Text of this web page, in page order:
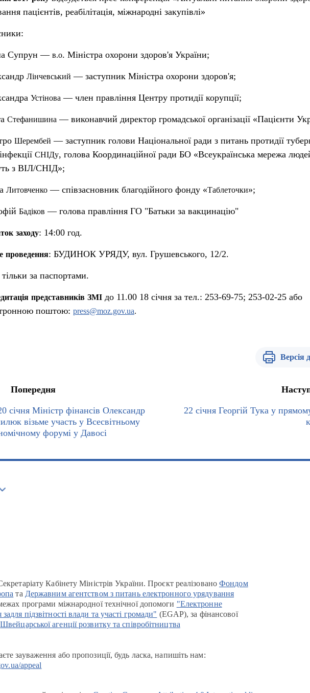
пацієнтів, реабілітація, міжнародні закупівлі»
Супрун — в.о. Міністра охорони здоров'я України;
Лінчевський — заступник Міністра охорони здоров'я;
Устінова — член правління Центру протидії корупції;
Стефанишина — виконавчий директор громадської організації «Пацієнти
Шерембей — заступник голови Національної ради з питань протидії
СНІДу, голова Координаційної ради БО «Всеукраїнська мережа
з ВІЛ/СНІД»;
Литовченко — співзасновник благодійного фонду «Таблеточки»;
Бадіков — голова правління ГО "Батьки за вакцинацію"
заходу: 14:00 год.
проведення: БУДИНОК УРЯДУ, вул. Грушевського, 12/2.
за паспортами.
представників ЗМІ до 11.00 18 січня за тел.: 253-69-75; 253-02-25 або
поштою: press@moz.gov.ua.
Версія
Попередня
січня Міністр фінансів Олександр
візьме участь у Всесвітньому
форумі у Давосі
22 січня Георгій Тука у
Кабінету Міністрів України. Проєкт реалізованоФондом
та Державним агентством з питань електронного урядування
програми міжнародної технічної допомоги "Електронне
підзвітності влади та участі громади" (EGAP), за фінансової
Швейцарської агенції розвитку та співробітництва
зауваження або пропозиції, будь ласка, напишіть нам:
appeal